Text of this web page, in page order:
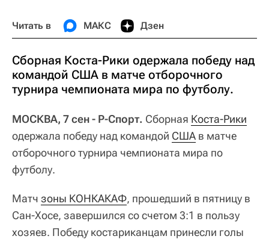
Читать в МАКС Дзен
Сборная Коста-Рики одержала победу над
командой США в матче отборочного
турнира чемпионата мира по футболу.
МОСКВА, 7 сен - Р-Спорт. Сборная Коста-Рики
одержала победу над командой США в матче
отборочного турнира чемпионата мира по
футболу.
Матч зоны КОНКАКАФ, прошедший в пятницу в
Сан-Хосе, завершился со счетом 3:1 в пользу
хозяев. Победу костариканцам принесли голы